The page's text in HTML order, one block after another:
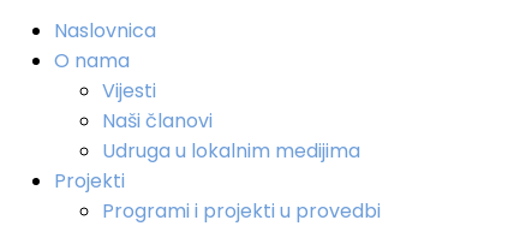
Naslovnica
O nama
Vijesti
Naši članovi
Udruga u lokalnim medijima
Projekti
Programi i projekti u provedbi